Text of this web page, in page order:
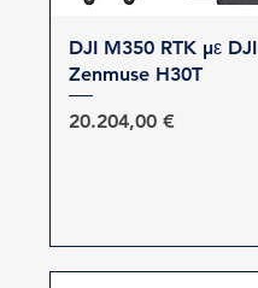
Γρήγορη προβολή
DJI M350 RTK με DJI
Zenmuse H30T
Τιμή
20.204,00 €